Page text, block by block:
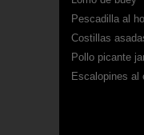
Pescadilla al
Costillas
Pollo picante
Escalopines al